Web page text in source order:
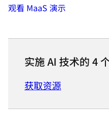
观看 MaaS 演示
实施 AI 技术的 4
获取资源